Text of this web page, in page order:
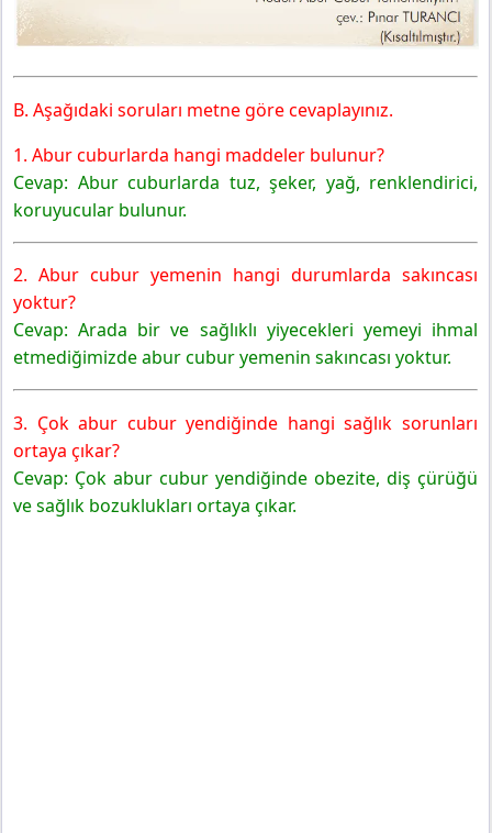
B. Aşağıdaki soruları metne göre cevaplayınız.
1. Abur cuburlarda hangi maddeler bulunur?
Cevap: Abur cuburlarda tuz, şeker, yağ, renklendirici,
koruyucular bulunur.
2. Abur cubur yemenin hangi durumlarda sakıncası
yoktur?
Cevap: Arada bir ve sağlıklı yiyecekleri yemeyi ihmal
etmediğimizde abur cubur yemenin sakıncası yoktur.
3. Çok abur cubur yendiğinde hangi sağlık sorunları
ortaya çıkar?
Cevap: Çok abur cubur yendiğinde obezite, diş çürüğü
ve sağlık bozuklukları ortaya çıkar.